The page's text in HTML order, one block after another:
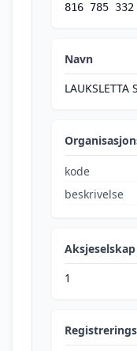
816 785 332
Navn
LAUKSLETTA
kode
beskrivelse
Aksjeselskap
1